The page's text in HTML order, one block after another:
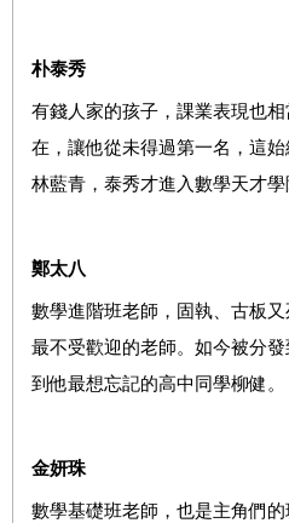
朴泰秀
有錢人家的孩子，課業表現也
在，讓他從未得過第一名，這
林藍青，泰秀才進入數學天才學
鄭太八
數學進階班老師，固執、古板
最不受歡迎的老師。如今被分
到他最想忘記的高中同學柳健。
金妍珠
數學基礎班老師，也是主角們